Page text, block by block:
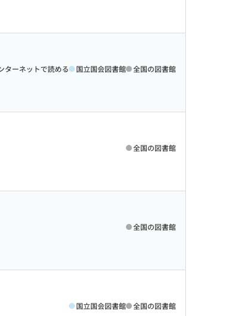
ターネットで読める 国立国会図書館 全国の図書館
全国の図書館
全国の図書館
国立国会図書館 全国の図書館